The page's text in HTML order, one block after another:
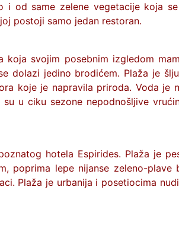
od same zelene vegetacije koja
postoji samo jedan restoran.
svojim posebnim izgledom
dolazi jedino brodićem. Plaža je
koje je napravila priroda. Voda je
u ciku sezone nepodnošljive
hotela Espirides. Plaža je
poprima lepe nijanse zeleno-plave
Plaža je urbanija i posetiocima